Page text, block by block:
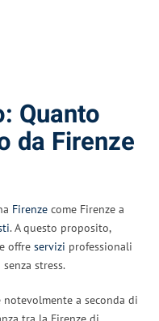
Quanto
da Firenze
Firenze come Firenze a
. A questo proposito,
offre servizi professionali
stress.
a seconda di